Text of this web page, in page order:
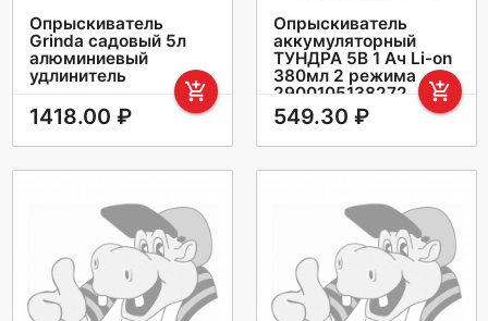
Опрыскиватель
Grinda садовый 5л
алюминиевый
удлинитель
add_shopping_cart
1418.00 ₽
Опрыскиватель
аккумуляторный
ТУНДРА 5В 1 Ач Li-on
380мл 2 режима
2900105138272
add_shopping_cart
549.30 ₽